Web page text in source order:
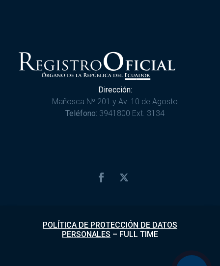
Dirección:
Mañosca Nº 201 y Av. 10 de Agosto
Teléfono: 3941800 Ext. 3134
POLÍTICA DE PROTECCIÓN DE DATOS
PERSONALES – FULL TIME